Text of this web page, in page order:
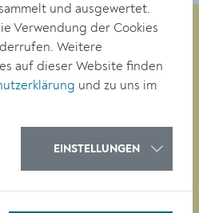
und ausgewertet.
Verwendung der Cookies
Weitere
auf dieser Website finden
und zu uns im
EINSTELLUNGEN